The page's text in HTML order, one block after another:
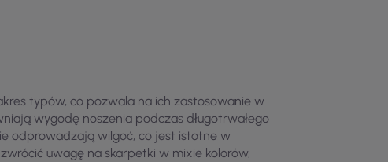
typów, co pozwala na ich zastosowanie w
wygodę noszenia podczas długotrwałego
odprowadzają wilgoć, co jest istotne w
uwagę na skarpetki w mixie kolorów,